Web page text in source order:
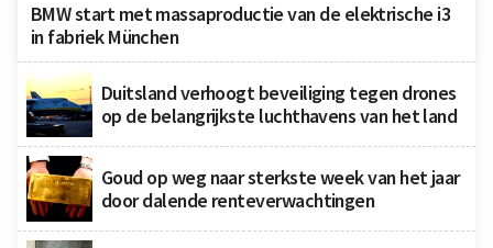
BMW start met massaproductie van de elektrische i3
in fabriek München
Duitsland verhoogt beveiliging tegen drones
op de belangrijkste luchthavens van het land
Goud op weg naar sterkste week van het jaar
door dalende renteverwachtingen